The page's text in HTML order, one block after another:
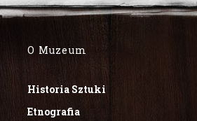
O Muzeum
Historia Sztuki
Etnografia